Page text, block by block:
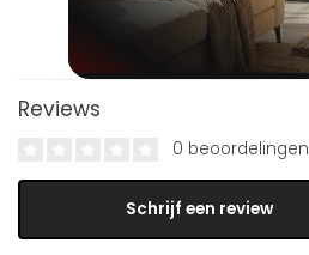
Reviews
0 beoordelingen
Schrijf een review